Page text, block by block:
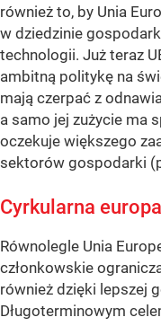
również to, by Unia
w dziedzinie
technologii. Już teraz
ambitną politykę na
mają czerpać z
a samo jej zużycie ma
oczekuje większego
sektorów gospodarki
Cyrkularna europa
Równolegle Unia
członkowskie
również dzięki lepszej
Długoterminowym